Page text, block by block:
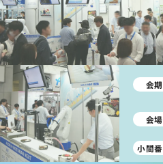
会期
会場
小間